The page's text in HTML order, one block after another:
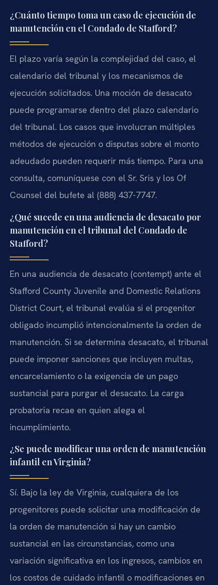
¿Cuánto tiempo toma un caso de ejecución de
manutención en el Condado de Stafford?
El plazo varía según la complejidad del caso, el
calendario del tribunal y los mecanismos de
ejecución solicitados. Una moción de desacato
puede programarse dentro del plazo calendario
del tribunal. Los casos que involucran múltiples
métodos de ejecución o disputas sobre el monto
adeudado pueden requerir más tiempo. Para una
consulta, comuníquese con el Sr. Sris y los Of
Counsel del bufete al (888) 437-7747.
¿Qué sucede en una audiencia de desacato por
manutención en el tribunal del Condado de
Stafford?
En una audiencia de desacato (contempt) ante el
Stafford County Juvenile and Domestic Relations
District Court, el tribunal evalúa si el progenitor
obligado incumplió intencionalmente la orden de
manutención. Si se determina desacato, el tribunal
puede imponer sanciones que incluyen multas,
encarcelamiento o la exigencia de un pago
sustancial para purgar el desacato. La carga
probatoria recae en quien alega el
incumplimiento.
¿Se puede modificar una orden de manutención
infantil en Virginia?
Sí. Bajo la ley de Virginia, cualquiera de los
progenitores puede solicitar una modificación de
la orden de manutención si hay un cambio
sustancial en las circunstancias, como una
variación significativa en los ingresos, cambios en
los costos de cuidado infantil o modificaciones en